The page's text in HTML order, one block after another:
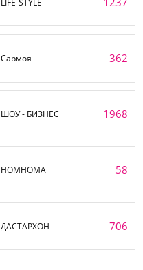
Сармоя 362
ШОУ - БИЗНЕС 1968
НОМНОМА 58
ДАСТАРХОН 706